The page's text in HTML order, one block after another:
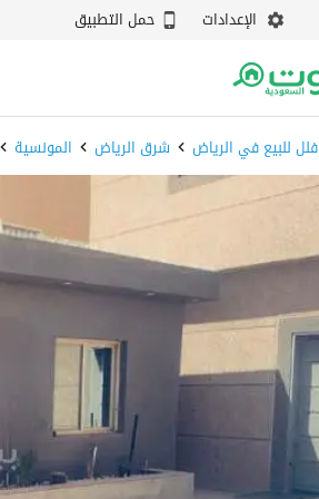
الإعدادات حمل التطبيق
فلل للبيع في الرياض شرق الرياض المونسية